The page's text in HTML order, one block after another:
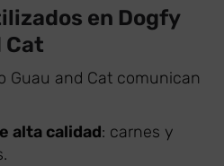
en Dogfy
Cat
Guau and Cat comunican
alta calidad: carnes y